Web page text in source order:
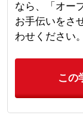
なら、「オー
お手伝いをさ
わせください。
この